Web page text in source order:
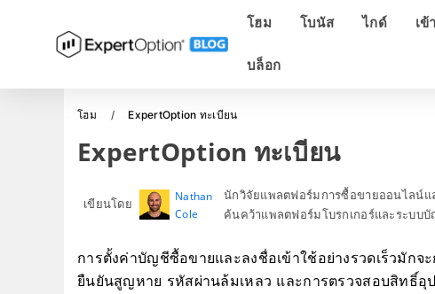
โฮม โบนัส ไกด์ เข้
บล็อก
โฮม ExpertOption ทะเบียน
ExpertOption ทะเบียน
เขียนโดย
Nathan
Cole
นักวิจัยแพลตฟอร์มการซื้อขายออนไลน์แ
ค้นคว้าแพลตฟอร์มโบรกเกอร์และระบบ
การตั้งค่าบัญชีซื้อขายและลงชื่อเข้าใช้อย่างรวดเร็วมัก
ยืนยันสูญหาย รหัสผ่านล้มเหลว และการตรวจสอบสิทธิ์